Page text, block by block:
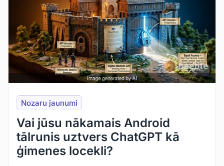
Nozaru jaunumi
Vai jūsu nākamais Android
tālrunis uztvers ChatGPT kā
ģimenes locekli?